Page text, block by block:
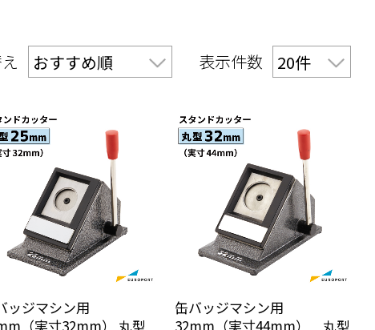
表示件数
ッジマシン用
（実寸32mm） 丸型
缶バッジマシン用
32mm（実寸44mm） 丸型